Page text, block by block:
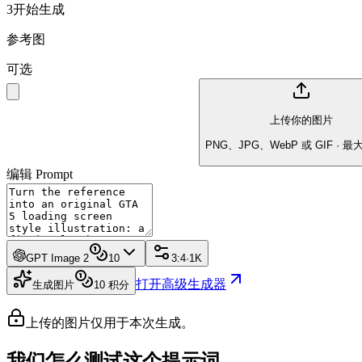
3开始生成
参考图
可选
上传你的图片
PNG、JPG、WebP 或 GIF · 最
编辑 Prompt
GPT Image 2 10 3:4·1K
生成图片 10 积分 打开高级生成器
上传的图片仅用于本次生成。